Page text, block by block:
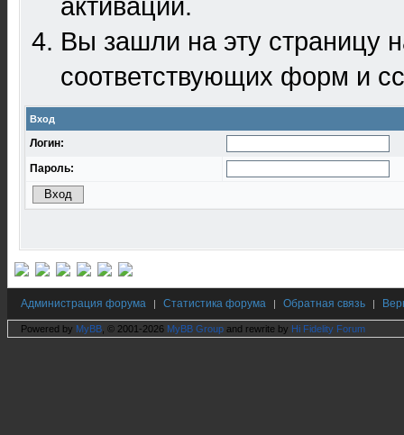
активации.
Вы зашли на эту
соответствующих форм и
Вход
Логин:
Пароль:
Администрация форума | Статистика форума | Обратная связь |
Powered by MyBB , © 2001-2026 MyBB Group and rewrite by Hi Fidelity Forum